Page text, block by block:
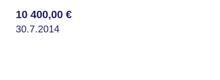
10 400,00 €
30.7.2014